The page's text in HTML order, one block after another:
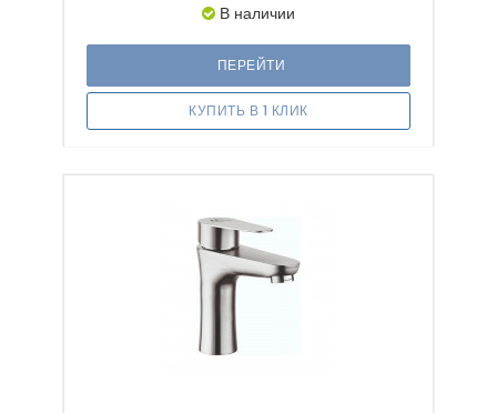
В наличии
ПЕРЕЙТИ
КУПИТЬ В 1 КЛИК